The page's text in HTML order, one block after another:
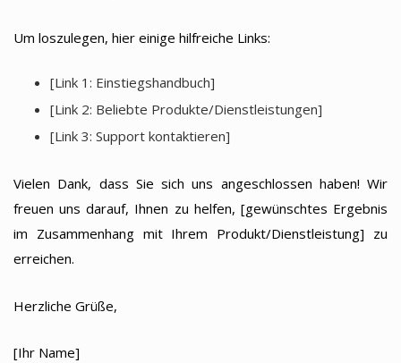
Um loszulegen, hier einige hilfreiche Links:
[Link 1: Einstiegshandbuch]
[Link 2: Beliebte Produkte/Dienstleistungen]
[Link 3: Support kontaktieren]
Vielen Dank, dass Sie sich uns angeschlossen haben! Wir
freuen uns darauf, Ihnen zu helfen, [gewünschtes Ergebnis
im Zusammenhang mit Ihrem Produkt/Dienstleistung] zu
erreichen.
Herzliche Grüße,
[Ihr Name]